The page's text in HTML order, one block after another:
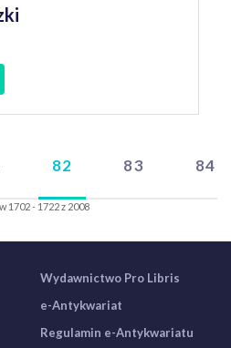
82 83 84
1702 - 1722 z 2008
Wydawnictwo Pro Libris
e-Antykwariat
Regulamin e-Antykwariatu